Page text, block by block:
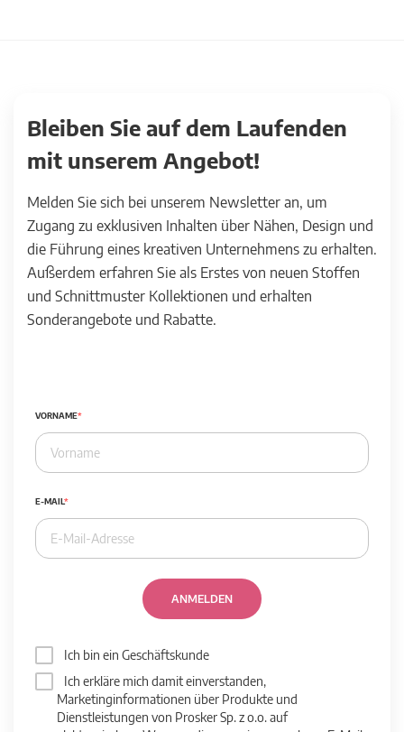
Bleiben Sie auf dem Laufenden
mit unserem Angebot!
Melden Sie sich bei unserem Newsletter an, um
Zugang zu exklusiven Inhalten über Nähen, Design und
die Führung eines kreativen Unternehmens zu erhalten.
Außerdem erfahren Sie als Erstes von neuen Stoffen
und Schnittmuster Kollektionen und erhalten
Sonderangebote und Rabatte.
VORNAME
E-MAIL
ANMELDEN
Ich bin ein Geschäftskunde
Ich erkläre mich damit einverstanden,
Marketinginformationen über Produkte und
Dienstleistungen von Prosker Sp. z o.o. auf